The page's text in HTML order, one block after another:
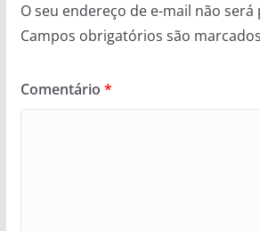
O seu endereço de e-mail não será
Campos obrigatórios são
Comentário *